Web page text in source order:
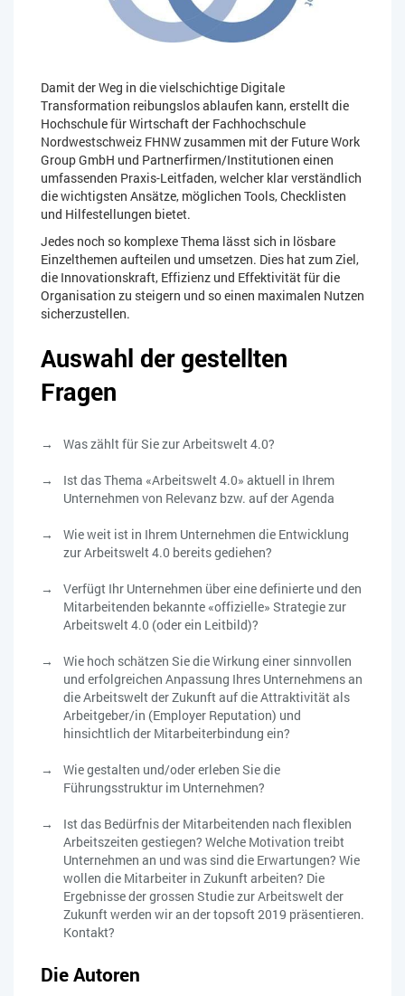
Damit der Weg in die vielschichtige Digitale
Transformation reibungslos ablaufen kann, erstellt die
Hochschule für Wirtschaft der Fachhochschule
Nordwestschweiz FHNW zusammen mit der Future Work
Group GmbH und Partnerfirmen/Institutionen einen
umfassenden Praxis-Leitfaden, welcher klar verständlich
die wichtigsten Ansätze, möglichen Tools, Checklisten
und Hilfestellungen bietet.
Jedes noch so komplexe Thema lässt sich in lösbare
Einzelthemen aufteilen und umsetzen. Dies hat zum Ziel,
die Innovationskraft, Effizienz und Effektivität für die
Organisation zu steigern und so einen maximalen Nutzen
sicherzustellen.
Auswahl der gestellten
Fragen
Was zählt für Sie zur Arbeitswelt 4.0?
Ist das Thema «Arbeitswelt 4.0» aktuell in Ihrem
Unternehmen von Relevanz bzw. auf der Agenda
Wie weit ist in Ihrem Unternehmen die Entwicklung
zur Arbeitswelt 4.0 bereits gediehen?
Verfügt Ihr Unternehmen über eine definierte und den
Mitarbeitenden bekannte «offizielle» Strategie zur
Arbeitswelt 4.0 (oder ein Leitbild)?
Wie hoch schätzen Sie die Wirkung einer sinnvollen
und erfolgreichen Anpassung Ihres Unternehmens an
die Arbeitswelt der Zukunft auf die Attraktivität als
Arbeitgeber/in (Employer Reputation) und
hinsichtlich der Mitarbeiterbindung ein?
Wie gestalten und/oder erleben Sie die
Führungsstruktur im Unternehmen?
Ist das Bedürfnis der Mitarbeitenden nach flexiblen
Arbeitszeiten gestiegen? Welche Motivation treibt
Unternehmen an und was sind die Erwartungen? Wie
wollen die Mitarbeiter in Zukunft arbeiten? Die
Ergebnisse der grossen Studie zur Arbeitswelt der
Zukunft werden wir an der topsoft 2019 präsentieren.
Kontakt?
Die Autoren